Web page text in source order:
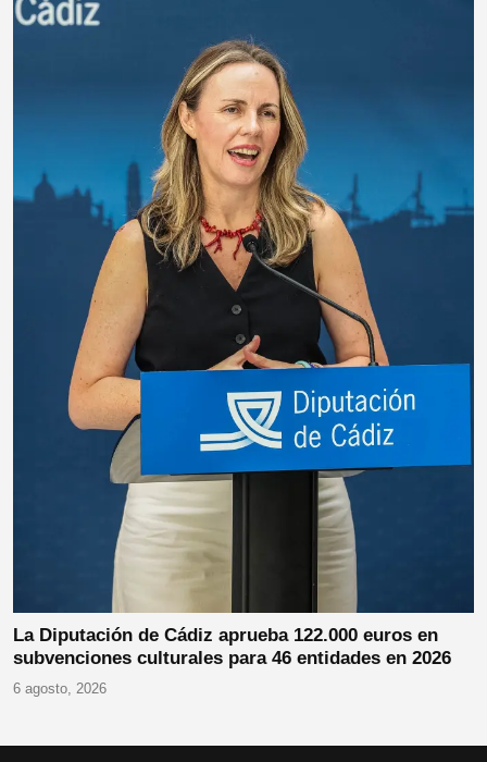
La Diputación de Cádiz aprueba 122.000 euros en
subvenciones culturales para 46 entidades en 2026
6 agosto, 2026